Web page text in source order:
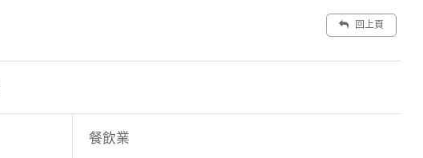
回上頁
餐飲業